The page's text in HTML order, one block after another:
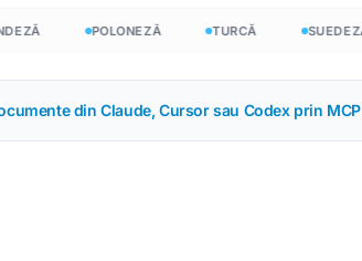
POLONEZĂ TURCĂ SUEDEZA
din Claude, Cursor sau Codex prin MCP